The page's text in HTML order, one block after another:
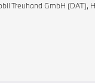
Treuhand GmbH (DAT),